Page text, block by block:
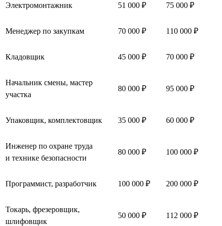
Электромонтажник 51 000 ₽ 75 000 ₽
Менеджер по закупкам 70 000 ₽ 110 000 ₽
Кладовщик 45 000 ₽ 70 000 ₽
Начальник смены, мастер
участка
80 000 ₽ 95 000 ₽
Упаковщик, комплектовщик 35 000 ₽ 60 000 ₽
Инженер по охране труда
и технике безопасности
80 000 ₽ 100 000 ₽
Программист, разработчик 100 000 ₽ 200 000 ₽
Токарь, фрезеровщик,
шлифовщик
50 000 ₽ 112 000 ₽